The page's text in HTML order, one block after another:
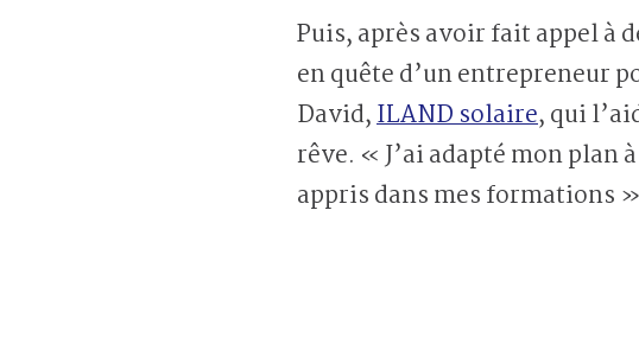
Puis, après avoir fait appelà
en quête d’un entrepreneur
David,ILAND solaire, qui
rêve. « J’ai adapté mon plan
appris dans mes formations